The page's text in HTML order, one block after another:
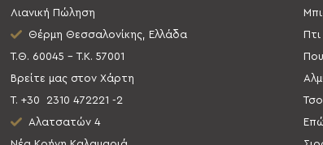
Λιανική Πώληση
Θέρμη Θεσσαλονίκης, Ελλάδα
Τ.Θ. 60045 – Τ.Κ. 57001
Βρείτε μας στον Χάρτη
Τ. +30
2310 472221 -2
Αλατσατών 4